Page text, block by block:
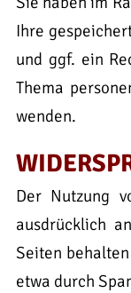
Ihre
und ggf. ein
Thema
wenden.
Der Nutzung
ausdrücklich
Seiten
etwa durch